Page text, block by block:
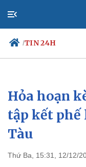
/TIN 24H
Chính trị
Đảng
Tổ chức nhân sự
Quốc hội
Hỏa hoạn
tập kết phế
Tàu
Thứ Ba, 15:31, 12/12/